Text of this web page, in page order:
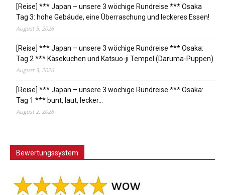
[Reise] *** Japan – unsere 3 wöchige Rundreise *** Osaka
Tag 3: hohe Gebäude, eine Überraschung und leckeres Essen!
August 5, 2026
[Reise] *** Japan – unsere 3 wöchige Rundreise *** Osaka:
Tag 2 *** Käsekuchen und Katsuo-ji Tempel (Daruma-Puppen)
August 3, 2026
[Reise] *** Japan – unsere 3 wöchige Rundreise *** Osaka:
Tag 1 *** bunt, laut, lecker…
August 2, 2026
Bewertungssystem